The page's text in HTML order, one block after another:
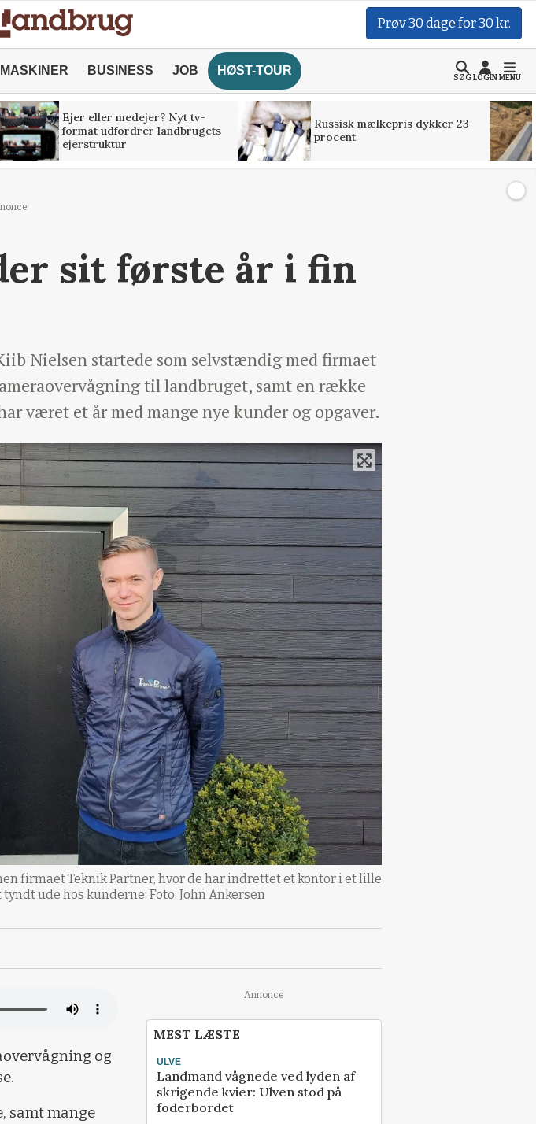
Prøv 30 dage for 30 kr.
MASKINER BUSINESS JOB HØST-TOUR
SØGLOGINMENU
Ejer eller medejer? Nyt tv-
format udfordrer landbrugets
ejerstruktur
Russisk mælkepris dykker 23
procent
sit første år i fin
Nielsen startede som selvstændig med firmaet
til landbruget, samt en række
været et år med mange nye kunder og opgaver.
firmaet Teknik Partner, hvor de har indrettet et kontor i et lille
ude hos kunderne. Foto: John Ankersen
og
samt mange
Annonce
MEST LÆSTE
ULVE
Landmand vågnede ved lyden af
skrigende kvier: Ulven stod på
foderbordet